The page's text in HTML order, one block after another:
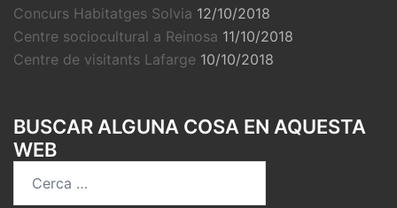
Concurs Habitatges Solvia 12/10/2018
Centre sociocultural a Reinosa 11/10/2018
Centre de visitants Lafarge 10/10/2018
BUSCAR ALGUNA COSA EN AQUESTA
WEB